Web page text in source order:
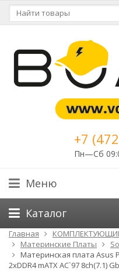
+7
Пн—Сб
Меню
Каталог
Главная
Материнские Платы
Материнская плата Asus
2xDDR4 mATX AC`97 8ch(7.1)